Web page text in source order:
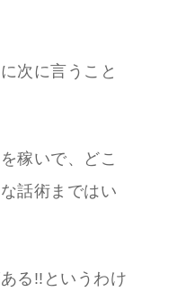
次に言うこと
稼いで、どこ
話術まではい
る!!というわけ